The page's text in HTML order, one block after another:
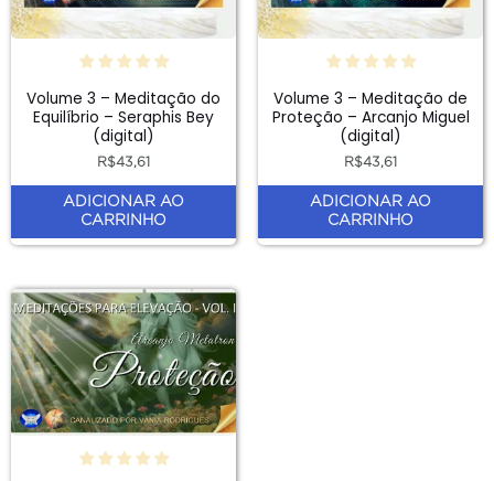
Volume 3 – Meditação do
Equilíbrio – Seraphis Bey
(digital)
R$43,61
ADICIONAR AO
CARRINHO
Volume 3 – Meditação de
Proteção – Arcanjo Miguel
(digital)
R$43,61
ADICIONAR AO
CARRINHO